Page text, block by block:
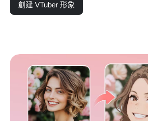
創建 VTuber 形象